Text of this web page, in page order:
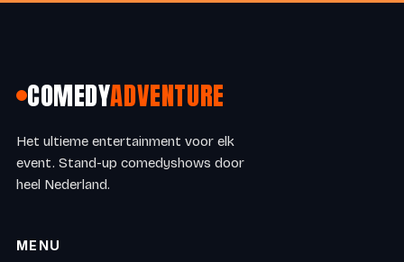
COMEDYADVENTURE
Het ultieme entertainment voor elk
event. Stand-up comedyshows door
heel Nederland.
MENU